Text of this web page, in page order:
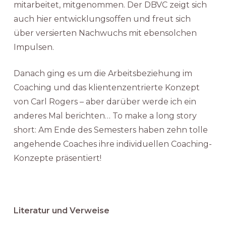
mitarbeitet, mitgenommen. Der DBVC zeigt sich
auch hier entwicklungsoffen und freut sich
über versierten Nachwuchs mit ebensolchen
Impulsen.
Danach ging es um die Arbeitsbeziehung im
Coaching und das klientenzentrierte Konzept
von Carl Rogers – aber darüber werde ich ein
anderes Mal berichten… To make a long story
short: Am Ende des Semesters haben zehn tolle
angehende Coaches ihre individuellen Coaching-
Konzepte präsentiert!
Literatur und Verweise